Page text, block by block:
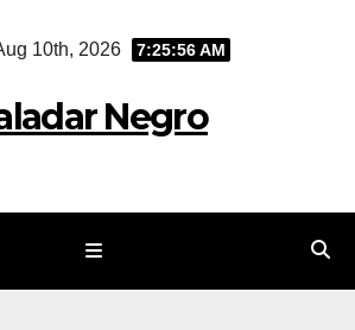
10th, 2026 7:25:57 AM
Negro